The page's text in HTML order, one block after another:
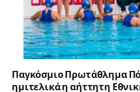
Παγκόσμιο Πρωτάθλημα
ημιτελικά η αήττητη